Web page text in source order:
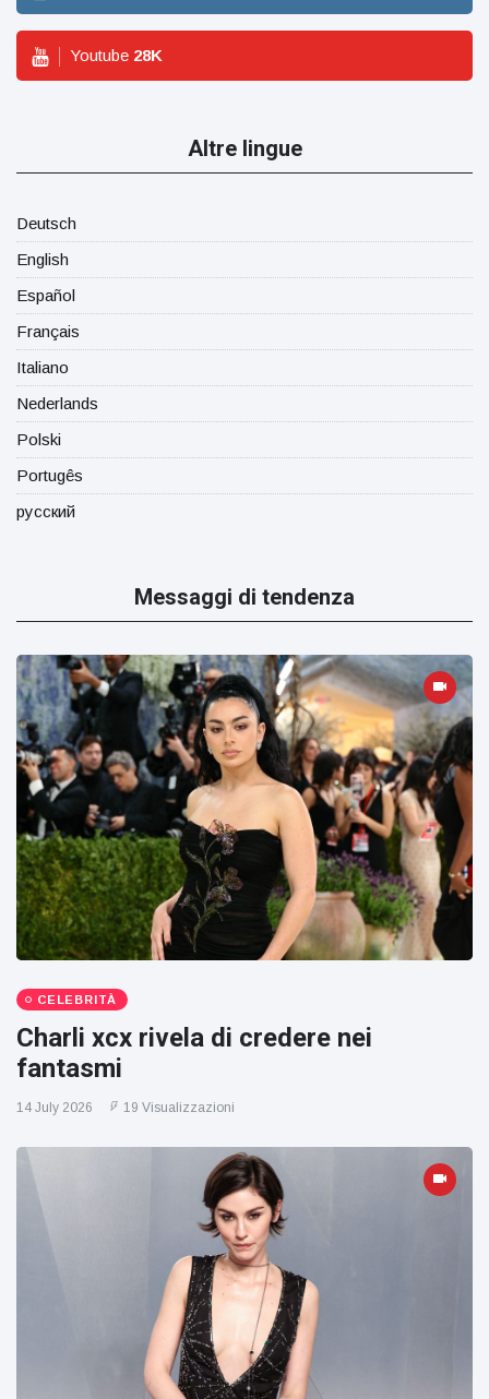
Youtube 28K
Altre lingue
Deutsch
English
Español
Français
Italiano
Nederlands
Polski
Portugês
русский
Messaggi di tendenza
CELEBRITÀ
Charli xcx rivela di credere nei
fantasmi
14 July 2026 19 Visualizzazioni